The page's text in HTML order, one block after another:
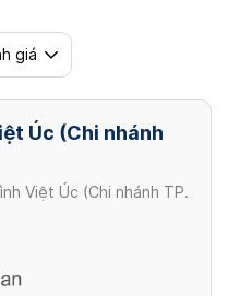
lần (time)
cm hoặc nhiều vị
infected wound
lần (time)
kỹ thuật tiêm
injection and
in 7 days
Gói(package)
(time)
giá
Úc (Chi nhánh
Việt Úc (Chi nhánh TP.